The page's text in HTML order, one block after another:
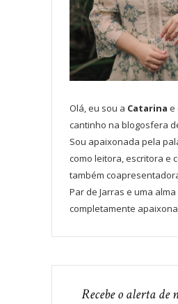
Olá, eu sou a Catarina e
cantinho na blogosfera
Sou apaixonada pela
como leitora, escritora e
também
Par de Jarras e uma
completamente
Recebe o alerta de